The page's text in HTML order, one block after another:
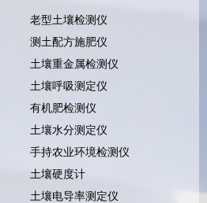
老型土壤检测仪
测土配方施肥仪
土壤重金属检测仪
土壤呼吸测定仪
有机肥检测仪
土壤水分测定仪
手持农业环境检测仪
土壤硬度计
土壤电导率测定仪